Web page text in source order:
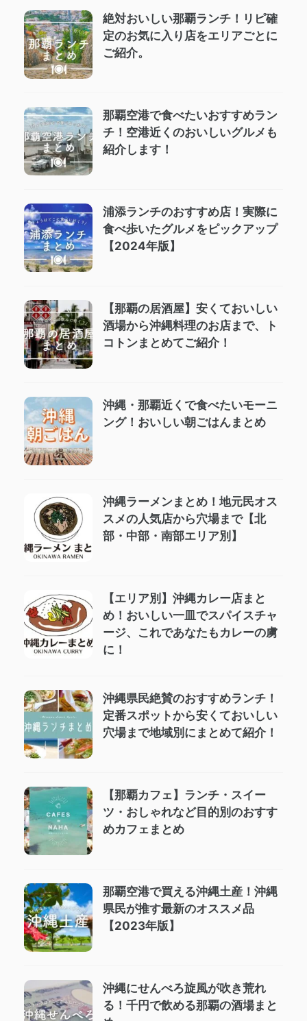
絶対おいしい那覇ランチ！リピ確
定のお気に入り店をエリアごとに
ご紹介。
那覇空港で食べたいおすすめラン
チ！空港近くのおいしいグルメも
紹介します！
浦添ランチのおすすめ店！実際に
食べ歩いたグルメをピックアップ
【2024年版】
【那覇の居酒屋】安くておいしい
酒場から沖縄料理のお店まで、ト
コトンまとめてご紹介！
沖縄・那覇近くで食べたいモーニ
ング！おいしい朝ごはんまとめ
沖縄ラーメンまとめ！地元民オス
スメの人気店から穴場まで【北
部・中部・南部エリア別】
【エリア別】沖縄カレー店まと
め！おいしい一皿でスパイスチャ
ージ、これであなたもカレーの虜
に！
沖縄県民絶賛のおすすめランチ！
定番スポットから安くておいしい
穴場まで地域別にまとめて紹介！
【那覇カフェ】ランチ・スイー
ツ・おしゃれなど目的別のおすす
めカフェまとめ
那覇空港で買える沖縄土産！沖縄
県民が推す最新のオススメ品
【2023年版】
沖縄にせんべろ旋風が吹き荒れ
る！千円で飲める那覇の酒場まと